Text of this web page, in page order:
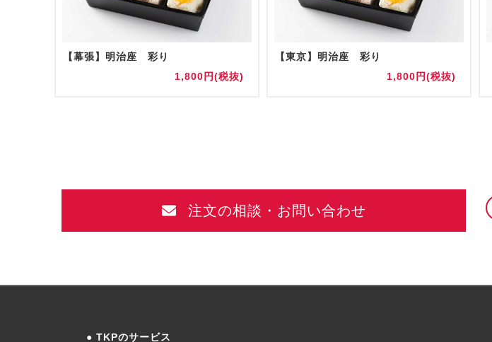
【幕張】明治座 彩り
1,800円(税抜)
【東京】明治座 彩り
1,800円(税抜)
注文の相談・お問い合わせ
TKPのサービス